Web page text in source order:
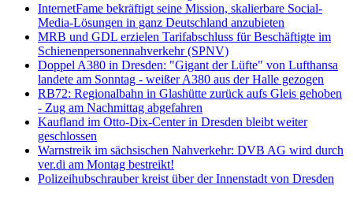
InternetFame bekräftigt seine Mission, skalierbare Social-
Media-Lösungen in ganz Deutschland anzubieten
MRB und GDL erzielen Tarifabschluss für Beschäftigte im
Schienenpersonennahverkehr (SPNV)
Doppel A380 in Dresden: "Gigant der Lüfte" von Lufthansa
landete am Sonntag - weißer A380 aus der Halle gezogen
RB72: Regionalbahn in Glashütte zurück aufs Gleis gehoben
- Zug am Nachmittag abgefahren
Kaufland im Otto-Dix-Center in Dresden bleibt weiter
geschlossen
Warnstreik im sächsischen Nahverkehr: DVB AG wird durch
ver.di am Montag bestreikt!
Polizeihubschrauber kreist über der Innenstadt von Dresden